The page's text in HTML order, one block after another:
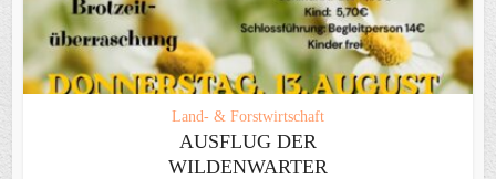
Land- & Forstwirtschaft
AUSFLUG DER
WILDENWARTER